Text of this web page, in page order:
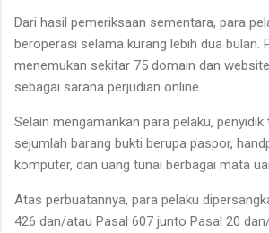
Dari hasil pemeriksaan sementara, para
beroperasi selama kurang lebih dua bulan.
menemukan sekitar 75 domain dan
sebagai sarana perjudian online.
Selain mengamankan para pelaku,
sejumlah barang bukti berupa paspor,
komputer, dan uang tunai berbagai mata
Atas perbuatannya, para pelaku
426 dan/atau Pasal 607 junto Pasal 20